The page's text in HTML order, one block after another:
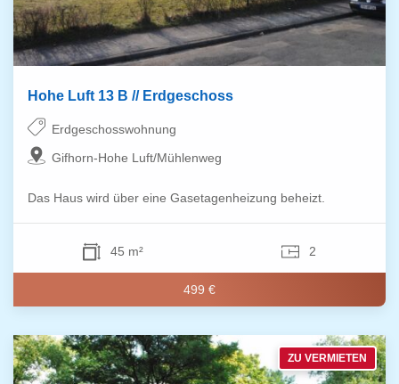
Hohe Luft 13 B // Erdgeschoss
Erdgeschosswohnung
Gifhorn-Hohe Luft/Mühlenweg
Das Haus wird über eine Gasetagenheizung beheizt.
45 m² 2
499 €
ZU VERMIETEN